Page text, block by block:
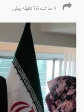
۸ ساعت ۳۵ دقیقه پیش